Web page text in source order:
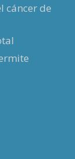
cáncer de